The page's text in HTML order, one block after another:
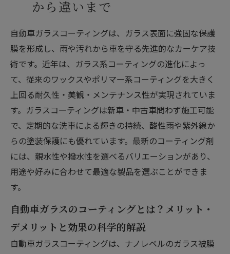
成功・失敗体験談から学ぶポイント
から違いまで
自動車ガラスコーティングは、ガラス表面に強固な保護
膜を形成し、雨や汚れから車を守る先進的なカーケア技
術です。近年は、ガラス系コーティングの進化によっ
て、従来のワックスやポリマー系コーティングを大きく
上回る耐久性・美観・メンテナンス性が実現されていま
す。ガラスコーティングは新車・中古車問わず施工可能
で、定期的な洗車による輝きの持続、酸性雨や紫外線か
らの塗装保護にも優れています。最新のコーティング剤
には、親水性や撥水性を選べるバリエーションがあり、
用途や好みに合わせて最適な製品を選ぶことができま
す。
自動車ガラスのコーティングとは？メリット・
デメリットと効果の科学的解説
自動車ガラスコーティングは、ナノレベルのガラス被膜